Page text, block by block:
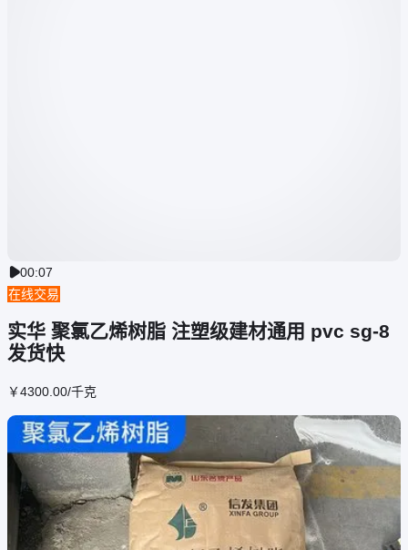
00:07
在线交易
实华 聚氯乙烯树脂 注塑级建材通用 pvc sg-8
发货快
￥4300 .00/千克